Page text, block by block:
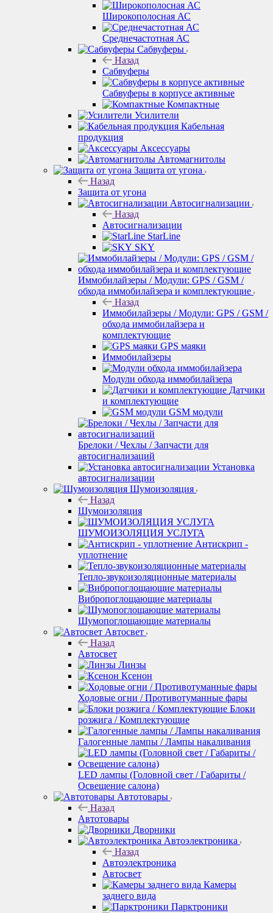
Широкополосная АС
Среднечастотная АС
Сабвуферы
Назад
Сабвуферы
Сабвуферы в корпусе активные
Компактные
Усилители
Кабельная
продукция
Аксессуары
Автомагнитолы
Защита от угона
Назад
Защита от угона
Автосигнализации
Назад
Автосигнализации
StarLine
SKY
Иммобилайзеры / Модули: GPS / GSM /
обхода иммобилайзера и комплектующие
Назад
Иммобилайзеры / Модули: GPS / GSM /
обхода иммобилайзера и
комплектующие
GPS маяки
Иммобилайзеры
Модули обхода иммобилайзера
Датчики
и комплектующие
GSM модули
Брелоки / Чехлы / Запчасти для
автосигнализаций
Установка
автосигнализации
Шумоизоляция
Назад
Шумоизоляция
ШУМОИЗОЛЯЦИЯ УСЛУГА
Антискрип -
уплотнение
Тепло-звукоизоляционные материалы
Вибропоглощающие материалы
Шумопоглощающие материалы
Автосвет
Назад
Автосвет
Линзы
Ксенон
Ходовые огни / Противотуманные фары
Блоки
розжига / Комплектующие
Галогенные лампы / Лампы накаливания
LED лампы (Головной свет / Габариты /
Освещение салона)
Автотовары
Назад
Автотовары
Дворники
Автоэлектроника
Назад
Автоэлектроника
Автосвет
Камеры
заднего вида
Парктроники